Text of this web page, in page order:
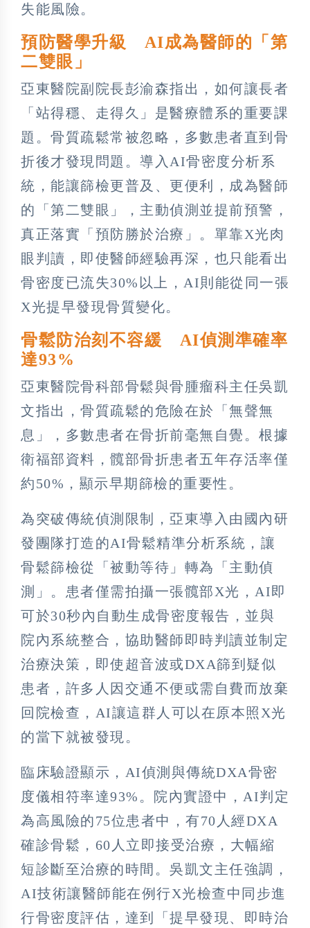
失能風險。
預防醫學升級 AI成為醫師的「第
二雙眼」
亞東醫院副院長彭渝森指出，如何讓長者
「站得穩、走得久」是醫療體系的重要課
題。骨質疏鬆常被忽略，多數患者直到骨
折後才發現問題。導入AI骨密度分析系
統，能讓篩檢更普及、更便利，成為醫師
的「第二雙眼」，主動偵測並提前預警，
真正落實「預防勝於治療」。單靠X光肉
眼判讀，即使醫師經驗再深，也只能看出
骨密度已流失30%以上，AI則能從同一張
X光提早發現骨質變化。
骨鬆防治刻不容緩 AI偵測準確率
達93%
亞東醫院骨科部骨鬆與骨腫瘤科主任吳凱
文指出，骨質疏鬆的危險在於「無聲無
息」，多數患者在骨折前毫無自覺。根據
衛福部資料，髖部骨折患者五年存活率僅
約50%，顯示早期篩檢的重要性。
為突破傳統偵測限制，亞東導入由國內研
發團隊打造的AI骨鬆精準分析系統，讓
骨鬆篩檢從「被動等待」轉為「主動偵
測」。患者僅需拍攝一張髖部X光，AI即
可於30秒內自動生成骨密度報告，並與
院內系統整合，協助醫師即時判讀並制定
治療決策，即使超音波或DXA篩到疑似
患者，許多人因交通不便或需自費而放棄
回院檢查，AI讓這群人可以在原本照X光
的當下就被發現。
臨床驗證顯示，AI偵測與傳統DXA骨密
度儀相符率達93%。院內實證中，AI判定
為高風險的75位患者中，有70人經DXA
確診骨鬆，60人立即接受治療，大幅縮
短診斷至治療的時間。吳凱文主任強調，
AI技術讓醫師能在例行X光檢查中同步進
行骨密度評估，達到「提早發現、即時治